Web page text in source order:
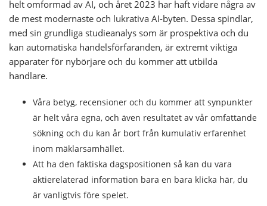
helt omformad av AI, och året 2023 har haft vidare några av
de mest modernaste och lukrativa AI-byten. Dessa spindlar,
med sin grundliga studieanalys som är prospektiva och du
kan automatiska handelsförfaranden, är extremt viktiga
apparater för nybörjare och du kommer att utbilda
handlare.
Våra betyg, recensioner och du kommer att synpunkter
är helt våra egna, och även resultatet av vår omfattande
sökning och du kan år bort från kumulativ erfarenhet
inom mäklarsamhället.
Att ha den faktiska dagspositionen så kan du vara
aktierelaterad information bara en bara klicka här, du
är vanligtvis före spelet.